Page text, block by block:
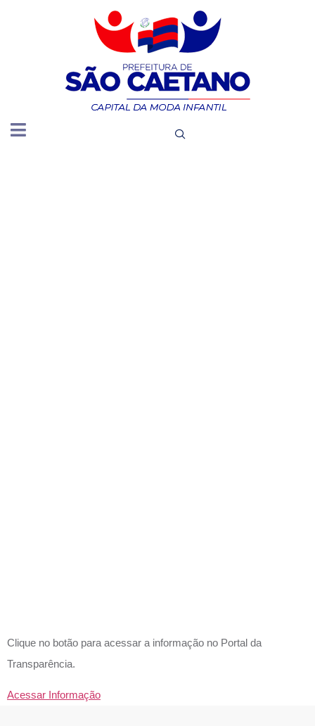
Clique no botão para acessar a informação no Portal da
Transparência.
Acessar Informação